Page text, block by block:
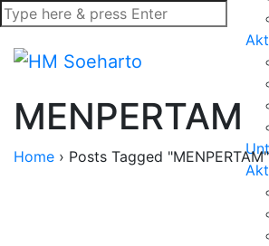
MENPERTAM
Home › Posts Tagged "MENPERTAM"